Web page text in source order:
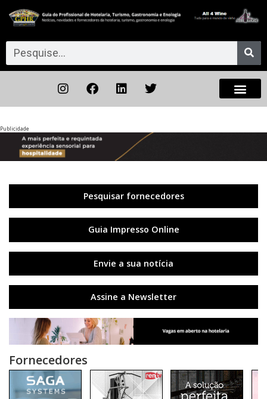
Publicidade
Pesquisar fornecedores
Guia Impresso Online
Envie a sua notícia
Assine a Newsletter
Fornecedores